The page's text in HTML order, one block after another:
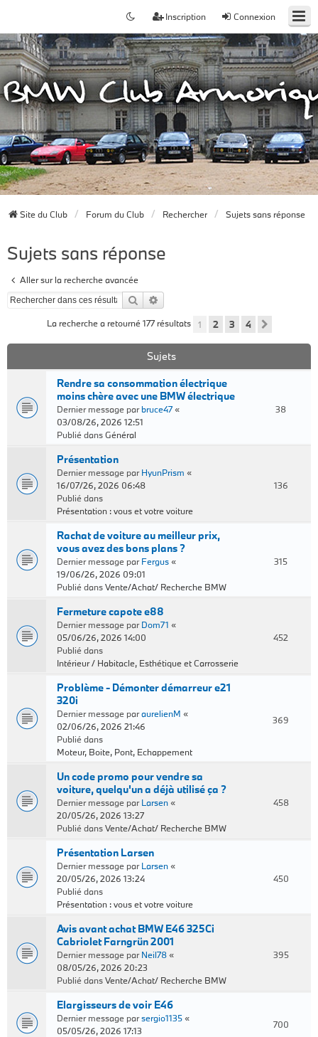
Connexion
Inscription
Site du Club Forum du Club Rechercher Sujets sans réponse
Sujets sans réponse
Aller sur la recherche avancée
Rechercher
La recherche a retourné 177 résultats 1 2 3 4
Sujets
Rendre sa consommation électrique
moins chère avec une BMW électrique
Dernier message parbruce47«
03/08/26, 2026 12:51
Publié dansGénéral
38
Présentation
Dernier message parHyunPrism «
16/07/26, 2026 06:48
Publié dans
Présentation : vous et votre voiture
136
Rachat de voiture au meilleur prix,
vous avez des bons plans ?
Dernier message parFergus«
19/06/26, 2026 09:01
Publié dansVente/Achat/ Recherche BMW
315
Fermeture capote e88
Dernier message parDom71 «
05/06/26, 2026 14:00
Publié dans
Intérieur / Habitacle, Esthétique et Carrosserie
452
Problème - Démonter démarreur e21
320i
Dernier message paraurelienM «
02/06/26, 2026 21:46
Publié dans
Moteur, Boite, Pont, Echappement
369
Un code promo pour vendre sa
voiture, quelqu'un a déjà utilisé ça ?
Dernier message parLarsen«
20/05/26, 2026 13:27
Publié dansVente/Achat/ Recherche BMW
458
Présentation Larsen
Dernier message parLarsen«
20/05/26, 2026 13:24
Publié dans
Présentation : vous et votre voiture
450
Avis avant achat BMW E46 325Ci
Cabriolet Farngrün 2001
Dernier message parNeil78«
08/05/26, 2026 20:23
Publié dansVente/Achat/ Recherche BMW
395
Elargisseurs de voir E46
Dernier message parsergio1135«
05/05/26, 2026 17:13
700